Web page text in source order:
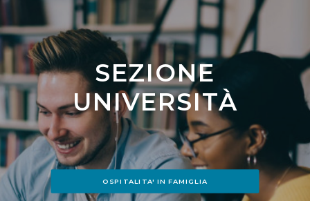
DIVENTA VOLONTARIO
CENE ACCOGLIENTI
MEDIA
GALLERY
CONTATTI
SEZIONE
UNIVERSITÀ
OSPITALITA' IN FAMIGLIA